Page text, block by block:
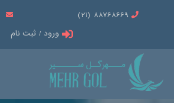
88768669 (21)
info@mehrgol.com
ورود / ثبت نام